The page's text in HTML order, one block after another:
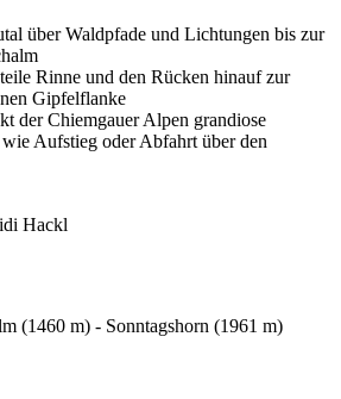
über Waldpfade und Lichtungen bis zur
Rinne und den Rücken hinauf zur
Gipfelflanke
der Chiemgauer Alpen grandiose
Aufstieg oder Abfahrt über den
Hackl
(1460 m) - Sonntagshorn (1961 m)